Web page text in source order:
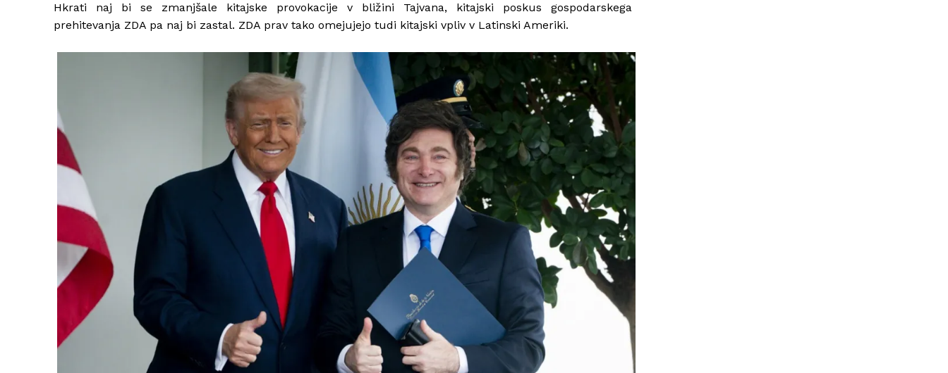
Hkrati naj bi se zmanjšale kitajske provokacije v bližini Tajvana, kitajski poskus gospodarskega
prehitevanja ZDA pa naj bi zastal. ZDA prav tako omejujejo tudi kitajski vpliv v Latinski Ameriki.